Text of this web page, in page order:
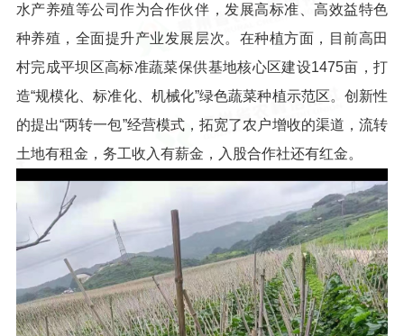
水产养殖等公司作为合作伙伴，发展高标准、高效益特色
种养殖，全面提升产业发展层次。在种植方面，目前高田
村完成平坝区高标准蔬菜保供基地核心区建设1475亩，打
造“规模化、标准化、机械化”绿色蔬菜种植示范区。创新性
的提出“两转一包”经营模式，拓宽了农户增收的渠道，流转
土地有租金，务工收入有薪金，入股合作社还有红金。